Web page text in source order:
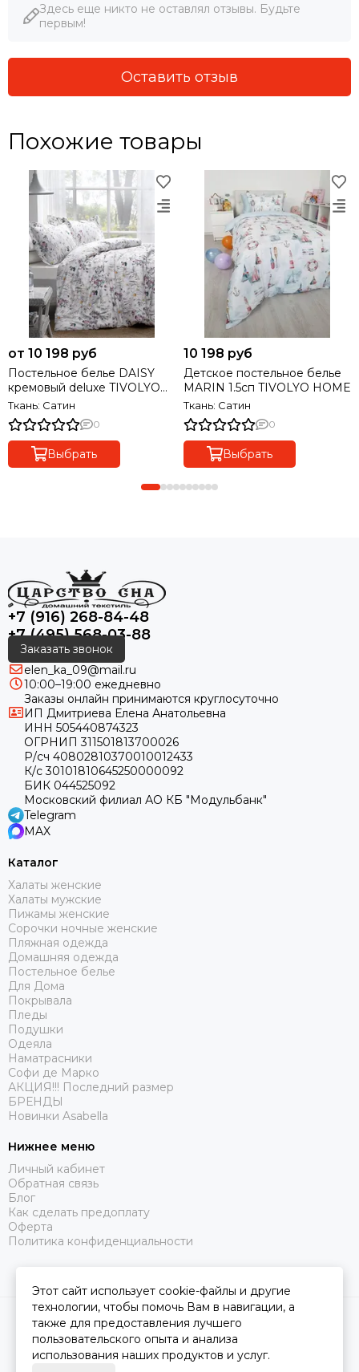
Здесь еще никто не оставлял отзывы. Будьте
первым!
Оставить отзыв
Похожие товары
от 10 198 руб
Постельное белье DAISY
кремовый deluxe TIVOLYO
HOME Турция
Ткань: Сатин
0
Выбрать
10 198 руб
Детское постельное белье
MARIN 1.5сп TIVOLYO HOME
Ткань: Сатин
0
Выбрать
+7 (916) 268-84-48
+7 (495) 568-03-88
Заказать звонок
elen_ka_09@mail.ru
10:00–19:00 ежедневно
Заказы онлайн принимаются круглосуточно
ИП Дмитриева Елена Анатольевна
ИНН 505440874323
ОГРНИП 311501813700026
Р/сч 40802810370010012433
К/с 30101810645250000092
БИК 044525092
Московский филиал АО КБ "Модульбанк"
Telegram
MAX
Каталог
Халаты женские
Халаты мужские
Пижамы женские
Сорочки ночные женские
Пляжная одежда
Домашняя одежда
Постельное белье
Для Дома
Покрывала
Пледы
Подушки
Одеяла
Наматрасники
Софи де Марко
АКЦИЯ!!! Последний размер
БРЕНДЫ
Новинки Asabella
Нижнее меню
Личный кабинет
Обратная связь
Блог
Как сделать предоплату
Оферта
Политика конфиденциальности
2026 © Царство Сна.Карта сайта
Этот сайт использует cookie-файлы и другие
технологии, чтобы помочь Вам в навигации, а
также для предоставления лучшего
пользовательского опыта и анализа
использования наших продуктов и услуг.